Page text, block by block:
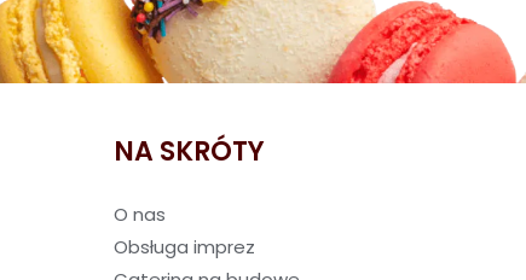
NA SKRÓTY
O nas
Obsługa imprez